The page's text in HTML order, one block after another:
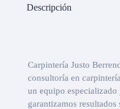
Descripción
Carpintería Justo
consultoría en
un equipo
garantizamos